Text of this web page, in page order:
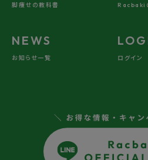
脚痩せの教科書 Racbaki
NEWS
お知らせ一覧 ログイン